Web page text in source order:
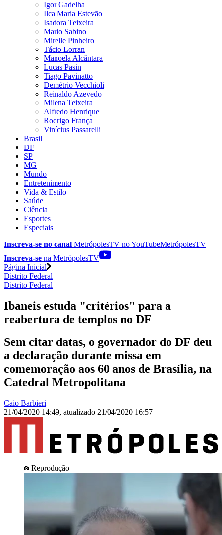
Igor Gadelha
Ilca Maria Estevão
Isadora Teixeira
Mario Sabino
Mirelle Pinheiro
Tácio Lorran
Manoela Alcântara
Lucas Pasin
Tiago Pavinatto
Demétrio Vecchioli
Reinaldo Azevedo
Milena Teixeira
Alfredo Henrique
Rodrigo França
Vinícius Passarelli
Brasil
DF
SP
MG
Mundo
Entretenimento
Vida & Estilo
Saúde
Ciência
Esportes
Especiais
Inscreva-se no canal MetrópolesTV noYouTubeMetrópolesTV
Inscreva-se na MetrópolesTV
Página Inicial
Distrito Federal
Distrito Federal
Ibaneis estuda "critérios" para a
reabertura de templos no DF
Sem citar datas, o governador do DF deu
a declaração durante missa em
comemoração aos 60 anos de Brasília, na
Catedral Metropolitana
Caio Barbieri
21/04/2020 14:49, atualizado 21/04/2020 16:57
Reprodução